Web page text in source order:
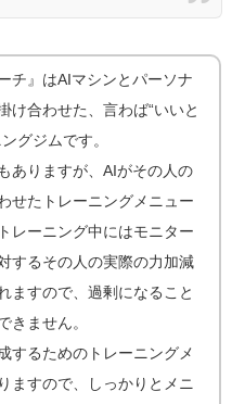
チ』はAIマシンとパーソナ
け合わせた、言わば“いいと
グジムです。
ありますが、AIがその人の
せたトレーニングメニュー
レーニング中にはモニター
するその人の実際の力加減
ますので、過剰になること
きません。
するためのトレーニングメ
ますので、しっかりとメニ